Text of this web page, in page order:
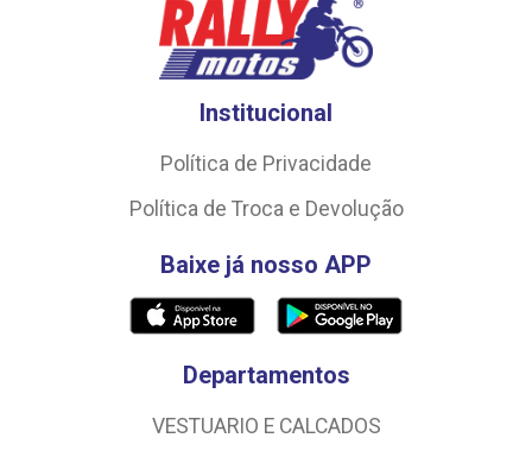
Institucional
Política de Privacidade
Política de Troca e Devolução
Baixe já nosso APP
Departamentos
VESTUARIO E CALCADOS